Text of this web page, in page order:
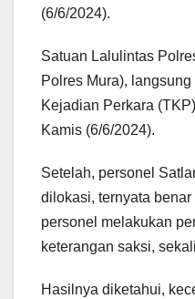
(6/6/2024).
Satuan Lalulintas
Polres Mura),
Kejadian Perkara
Kamis (6/6/2024).
Setelah, personel
dilokasi, ternyata
personel melakukan
keterangan saksi,
Hasilnya diketahui,